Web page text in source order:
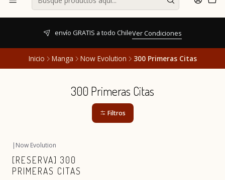
envío GRATIS a todo ChileVer Condiciones
Inicio Manga Now Evolution 300 Primeras Citas
300 Primeras Citas
Filtros
| Now Evolution
[RESERVA] 300
PRIMERAS CITAS